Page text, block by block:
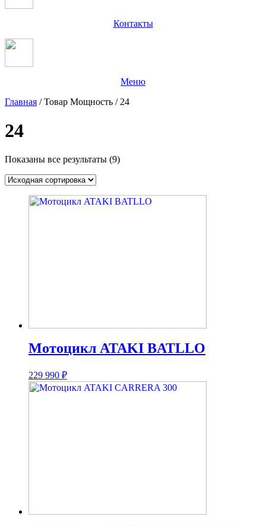
Контакты
Меню
Главная / Товар Мощность / 24
24
Показаны все результаты (9)
Мотоцикл ATAKI BATLLO
229 990 ₽